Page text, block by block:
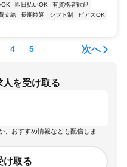
OK 即日払いOK
有資格者歓迎
支給 長期歓迎 シフト制
ピアスOK
4 5 次へ
人を受け取る
、おすすめ情報なども配信しま
け取る